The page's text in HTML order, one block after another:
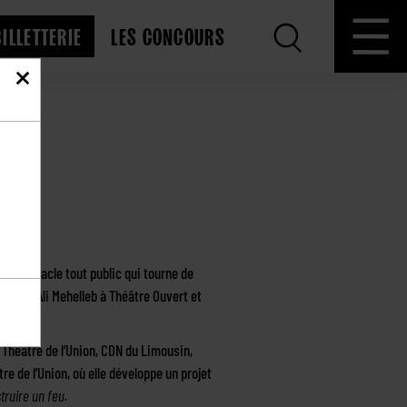
LES CONCOURS
spectacle tout public qui tourne de
Sidney Ali Mehelleb à Théâtre Ouvert et
de l’Union, CDN du Limousin,
de l’Union, où elle développe un projet
un feu.